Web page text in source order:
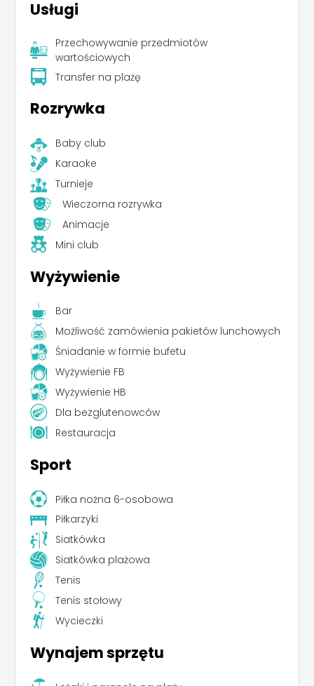
Usługi
Przechowywanie przedmiotów
wartościowych
Transfer na plażę
Rozrywka
Baby club
Karaoke
Turnieje
Wieczorna rozrywka
Animacje
Mini club
Wyżywienie
Bar
Możliwość zamówienia pakietów lunchowych
Śniadanie w formie bufetu
Wyżywienie FB
Wyżywienie HB
Dla bezglutenowców
Restauracja
Sport
Piłka nożna 6-osobowa
Piłkarzyki
Siatkówka
Siatkówka plażowa
Tenis
Tenis stołowy
Wycieczki
Wynajem sprzętu